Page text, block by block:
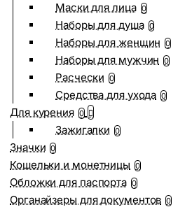
Маски для лица 0
Наборы для душа 0
Наборы для женщин 0
Наборы для мужчин 0
Расчески 0
Средства для ухода 0
Для курения 0
Зажигалки 0
Значки 0
Кошельки и монетницы 0
Обложки для паспорта 0
Органайзеры для документов 0